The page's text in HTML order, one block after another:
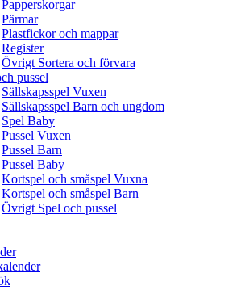
Papperskorgar
Pärmar
Plastfickor och mappar
Register
Övrigt Sortera och förvara
pussel
Sällskapsspel Vuxen
Sällskapsspel Barn och ungdom
Spel Baby
Pussel Vuxen
Pussel Barn
Pussel Baby
Kortspel och småspel Vuxna
Kortspel och småspel Barn
Övrigt Spel och pussel